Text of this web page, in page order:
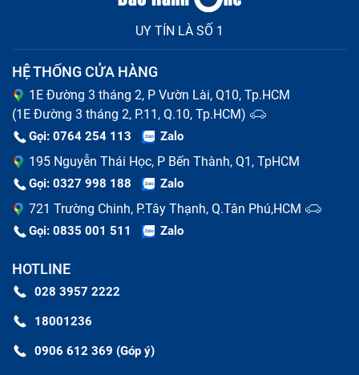
UY TÍN LÀ SỐ 1
HỆ THỐNG CỬA HÀNG
1E Đường 3 tháng 2, P Vườn Lài, Q10, Tp.HCM
(1E Đường 3 tháng 2, P.11, Q.10, Tp.HCM)
Gọi: 0764 254 113 Zalo
195 Nguyễn Thái Học, P Bến Thành, Q1, TpHCM
Gọi: 0327 998 188 Zalo
721 Trường Chinh, P.Tây Thạnh, Q.Tân Phú,HCM
Gọi: 0835 001 511 Zalo
HOTLINE
028 3957 2222
18001236
0906 612 369 (Góp ý)